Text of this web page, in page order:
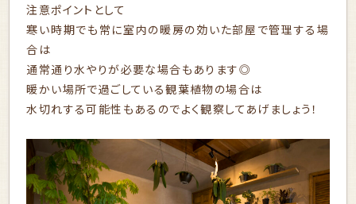
注意ポイントとして
寒い時期でも常に室内の暖房の効いた部屋で管理する場
合は
通常通り水やりが必要な場合もあります◎
暖かい場所で過ごしている観葉植物の場合は
水切れする可能性もあるのでよく観察してあげましょう！